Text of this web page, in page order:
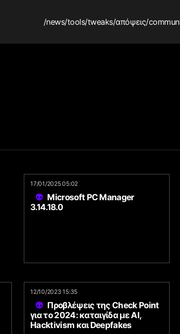
/news/tools/tweaks/απόψεις/
17/01/2025 05:02
Microsoft PC Manager
3.14.18.0
12/10/2023 15:35
Προβλέψεις της Check Point
για το 2024: καταιγίδα με AI,
Hacktivism και Deepfakes